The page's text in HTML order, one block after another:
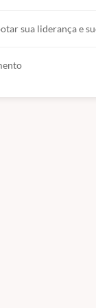
sua liderança e